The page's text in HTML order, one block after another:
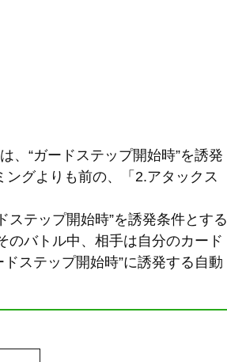
、“ガードステップ開始時”を誘発
グよりも前の、「2.アタックス
ステップ開始時”を誘発条件とする
のバトル中、相手は自分のカード
ステップ開始時”に誘発する自動